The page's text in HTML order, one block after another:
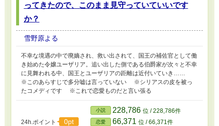
ってきたので、このまま見守っていていいです
か？
雪野原よる
不幸な境遇の中で廃嫡され、救い出されて、国王の補佐官として働
き始めた令嬢ユーザリア。追い出した側である伯爵家が次々と不幸
に見舞われる中、国王とユーザリアの距離は近付いていき……
※このあらすじで多分嘘は言っていない ※シリアスの皮を被っ
たコメディです ※これで恋愛ものだと言い張る
24h.ポイント 0pt
小説 228,786 位 / 228,786件
恋愛 66,371 位 / 66,371件